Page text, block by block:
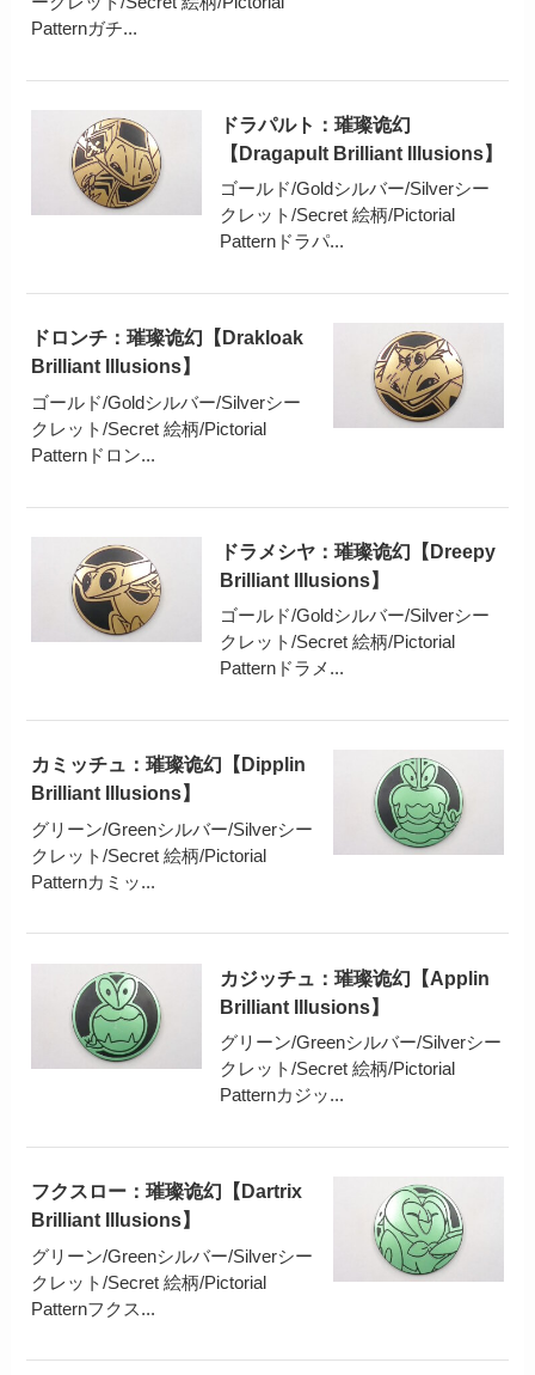
Patternガチ...
ドラパルト：璀璨诡幻
【Dragapult Brilliant Illusions】
ゴールド/Goldシルバー/Silverシー
クレット/Secret 絵柄/Pictorial
Patternドラパ...
ドロンチ：璀璨诡幻【Drakloak
Brilliant Illusions】
ゴールド/Goldシルバー/Silverシー
クレット/Secret 絵柄/Pictorial
Patternドロン...
ドラメシヤ：璀璨诡幻【Dreepy
Brilliant Illusions】
ゴールド/Goldシルバー/Silverシー
クレット/Secret 絵柄/Pictorial
Patternドラメ...
カミッチュ：璀璨诡幻【Dipplin
Brilliant Illusions】
グリーン/Greenシルバー/Silverシー
クレット/Secret 絵柄/Pictorial
Patternカミッ...
カジッチュ：璀璨诡幻【Applin
Brilliant Illusions】
グリーン/Greenシルバー/Silverシー
クレット/Secret 絵柄/Pictorial
Patternカジッ...
フクスロー：璀璨诡幻【Dartrix
Brilliant Illusions】
グリーン/Greenシルバー/Silverシー
クレット/Secret 絵柄/Pictorial
Patternフクス...